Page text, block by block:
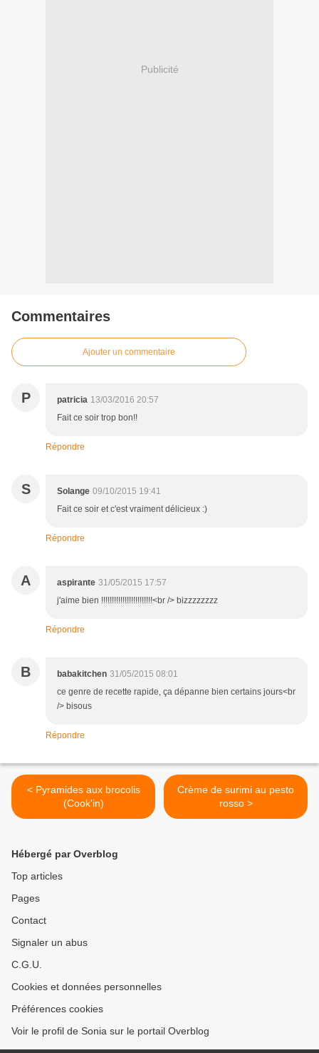
Publicité
Commentaires
Ajouter un commentaire
P patricia 13/03/2016 20:57
Fait ce soir trop bon!!
Répondre
S Solange 09/10/2015 19:41
Fait ce soir et c'est vraiment délicieux :)
Répondre
A aspirante 31/05/2015 17:57
j'aime bien !!!!!!!!!!!!!!!!!!!!!!!!<br /> bizzzzzzzz
Répondre
B babakitchen 31/05/2015 08:01
ce genre de recette rapide, ça dépanne bien certains jours<br
/> bisous
Répondre
< Pyramides aux brocolis
(Cook'in)
Crème de surimi au pesto
rosso >
Hébergé par Overblog
Top articles
Pages
Contact
Signaler un abus
C.G.U.
Cookies et données personnelles
Préférences cookies
Voir le profil de Sonia sur le portail Overblog